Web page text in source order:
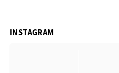
INSTAGRAM